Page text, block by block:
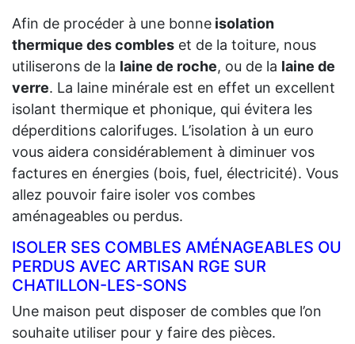
Afin de procéder à une bonne isolation
thermique des combles et de la toiture, nous
utiliserons de la laine de roche, ou de la laine de
verre. La laine minérale est en effet un excellent
isolant thermique et phonique, qui évitera les
déperditions calorifuges. L’isolation à un euro
vous aidera considérablement à diminuer vos
factures en énergies (bois, fuel, électricité). Vous
allez pouvoir faire isoler vos combes
aménageables ou perdus.
ISOLER SES COMBLES AMÉNAGEABLES OU
PERDUS AVEC ARTISAN RGE SUR
CHATILLON-LES-SONS
Une maison peut disposer de combles que l’on
souhaite utiliser pour y faire des pièces.